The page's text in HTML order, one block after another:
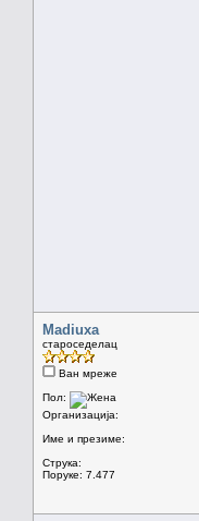
Madiuxa
староседелац
Ван мреже
Пол:
Организација:
Име и презиме:
Струка:
Поруке: 7.477